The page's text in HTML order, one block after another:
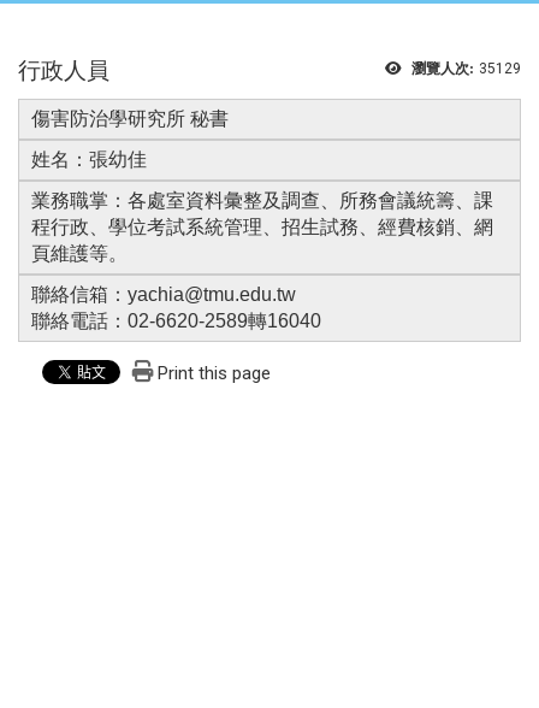
瀏覽人次: 35129
行政人員
傷害防治學研究所 秘書
姓名：張幼佳
業務職掌：各處室資料彙整及調查、所務會議統籌、課
程行政、學位考試系統管理、招生試務、經費核銷、網
頁維護等。
聯絡信箱：yachia@tmu.edu.tw
聯絡電話：02-6620-2589轉16040
Print this page